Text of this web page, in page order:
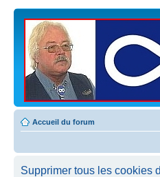
Accueil du forum
Supprimer tous les cookies